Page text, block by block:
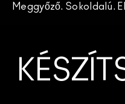
Meggyőző. Sokoldalú.